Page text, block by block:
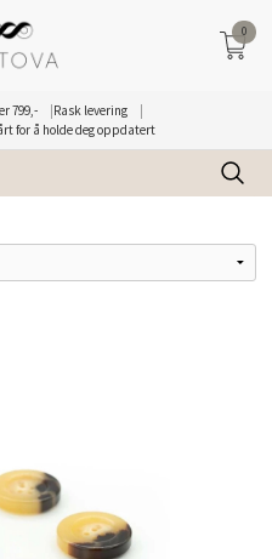
799,-
Rask levering
for å holde deg oppdatert
0